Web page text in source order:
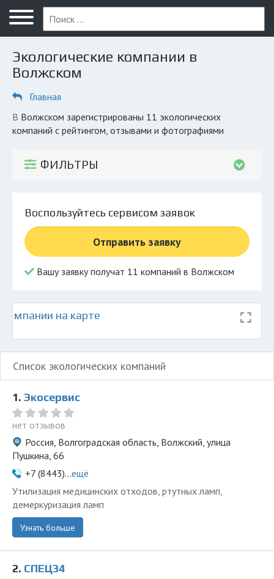
Меню
Главная
Вопрос юристу
Компании
Экоблог
© 2026 Все права защищены
Экологические компании в
Волжском
Главная
в Волжском зарегистрированы 11 экологических
компаний с рейтингом, отзывами и фотографиями
ФИЛЬТРЫ
Воспользуйтесь сервисом заявок
Отправить заявку
Вашу заявку получат 11 компаний в Волжском
на карте
Список экологических компаний
1. Экосервис
нет отзывов
Россия, Волгоградская область, Волжский, улица
Пушкина, 66
+7 (8443)...ещё
​​​​​Утилизация медицинских отходов, ртутных ламп,
демеркуризация ламп
Узнать больше
2. СПЕЦ34